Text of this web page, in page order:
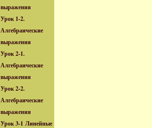
выражения
Урок 1-2.
Алгебраические
выражения
Урок 2-1.
Алгебраические
выражения
Урок 2-2.
Алгебраические
выражения
Урок 3-1 Линейные